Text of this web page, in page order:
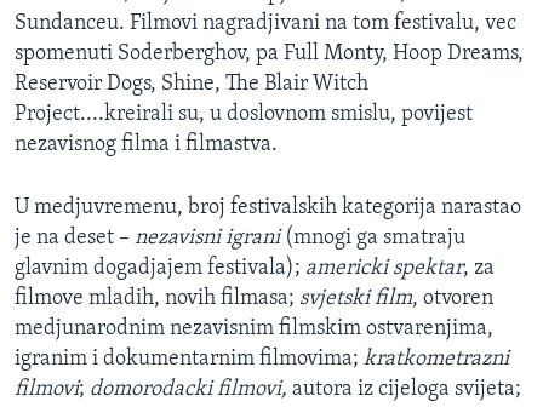
Sundanceu. Filmovi nagradjivani na tom festivalu, vec
spomenuti Soderberghov, pa Full Monty, Hoop Dreams,
Reservoir Dogs, Shine, The Blair Witch
Project....kreirali su, u doslovnom smislu, povijest
nezavisnog filma i filmastva.
U medjuvremenu, broj festivalskih kategorija narastao
je na deset – nezavisni igrani(mnogi ga smatraju
glavnim dogadjajem festivala); americki spektar, za
filmove mladih, novih filmasa; svjetski film, otvoren
medjunarodnim nezavisnim filmskim ostvarenjima,
igranim i dokumentarnim filmovima; kratkometrazni
filmovi; domorodacki filmovi, autora iz cijeloga svijeta;